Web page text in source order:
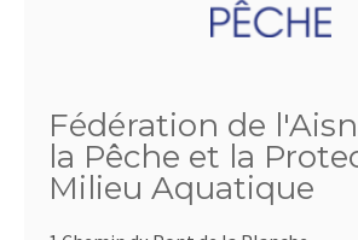
Fédération de
la Pêche et la
Milieu Aquatique